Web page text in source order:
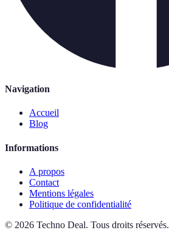
Navigation
Accueil
Blog
Informations
A propos
Contact
Mentions légales
Politique de confidentialité
© 2026 Techno Deal. Tous droits réservés.